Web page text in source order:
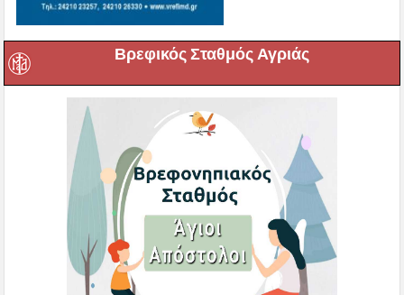
Βρεφικός Σταθμός Αγριάς